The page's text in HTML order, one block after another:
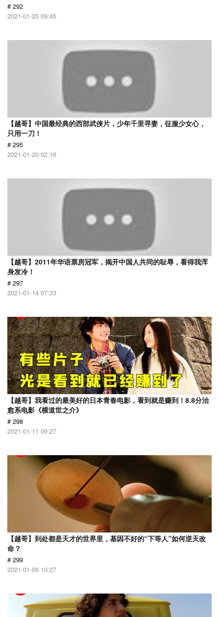
# 292
2021-01-25 09:45
【越哥】中国最经典的西部武侠片，少年千里寻妻，征服少女心，
只用一刀！
# 295
2021-01-20 02:16
【越哥】2011年华语票房冠军，揭开中国人共同的耻辱，看得我浑
身发冷！
# 297
2021-01-14 07:33
【越哥】我看过的最美好的日本青春电影，看到就是赚到！8.8分治
愈系电影《横道世之介》
# 298
2021-01-11 09:27
【越哥】到处都是天才的世界里，基因不好的“下等人”如何逆天改
命？
# 299
2021-01-09 10:27